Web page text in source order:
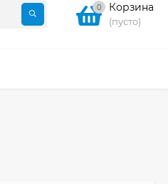
0 Корзина
(пусто)